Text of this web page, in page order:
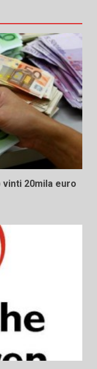
vinti 20mila euro